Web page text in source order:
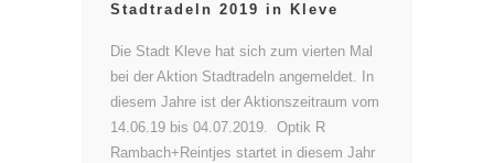
Stadtradeln 2019 in Kleve
Die Stadt Kleve hat sich zum vierten Mal
bei der Aktion Stadtradeln angemeldet. In
diesem Jahre ist der Aktionszeitraum vom
14.06.19 bis 04.07.2019. Optik R
Rambach+Reintjes startet in diesem Jahr